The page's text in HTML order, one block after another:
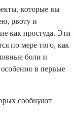
которые вы
рвоту и
как простуда. Эти
по мере того, как
боли и
в первые
сообщают